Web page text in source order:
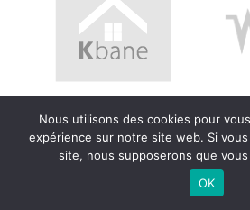
Nous utilisons des cookies pour
expérience sur notre site web. Si
site, nous supposerons que
OK